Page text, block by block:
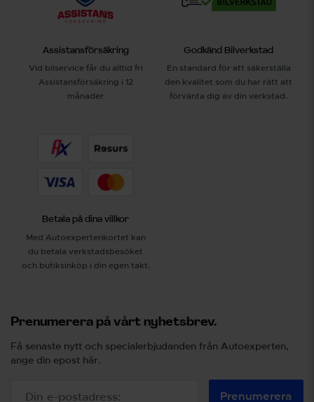
Assistansförsäkring
Vid bilservice får du alltid fri
Assistansförsäkring i 12
månader
Godkänd Bilverkstad
En standard för att säkerställa
den kvalitet som du har rätt att
förvänta dig av din verkstad.
Betala på dina villkor
Med Autoexpertenkortet kan
du betala verkstadsbesöket
och butiksinköp i din egen takt.
Prenumerera på vårt nyhetsbrev.
Få senaste nytt och specialerbjudanden från Autoexperten,
ange din epost här.
Prenumerera